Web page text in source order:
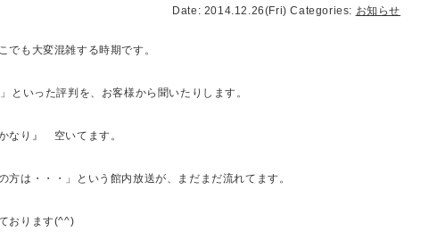
Date: 2014.12.26(Fri) Categories: お知らせ
でも大変混雑する時期です。
といった評判を、お客様から聞いたりします。
り』 空いてます。
方は・・・」という館内放送が、まだまだ流れてます。
おります(^^)